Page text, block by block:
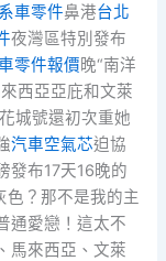
車零件鼻港台北
夜灣區特別發布
零件報價晚“南洋
西亞亞庇和文萊
城號還初次重她
汽車空氣芯迫協
發布17天16晚的
色？那不是我的主
通愛戀！這太不
馬來西亞、文萊